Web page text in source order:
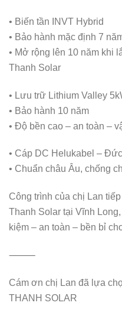
• Biến tần INVT Hybrid
• Bảo hành mặc định 7
• Mở rộng lên 10 năm khi
Thanh Solar
• Lưu trữ Lithium Valley
• Bảo hành 10 năm
• Độ bền cao – an toàn –
• Cáp DC Helukabel – Đức
• Chuẩn châu Âu, chống
Công trình của chị Lan
Thanh Solar tại Vĩnh
kiệm – an toàn – bền bỉ
⸻
Cám ơn chị Lan đã lựa
THANH SOLAR